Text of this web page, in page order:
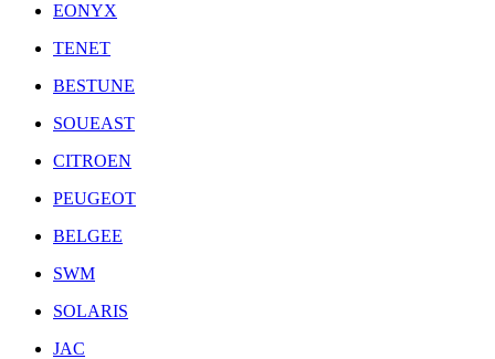
EONYX
TENET
BESTUNE
SOUEAST
CITROEN
PEUGEOT
BELGEE
SWM
SOLARIS
JAC